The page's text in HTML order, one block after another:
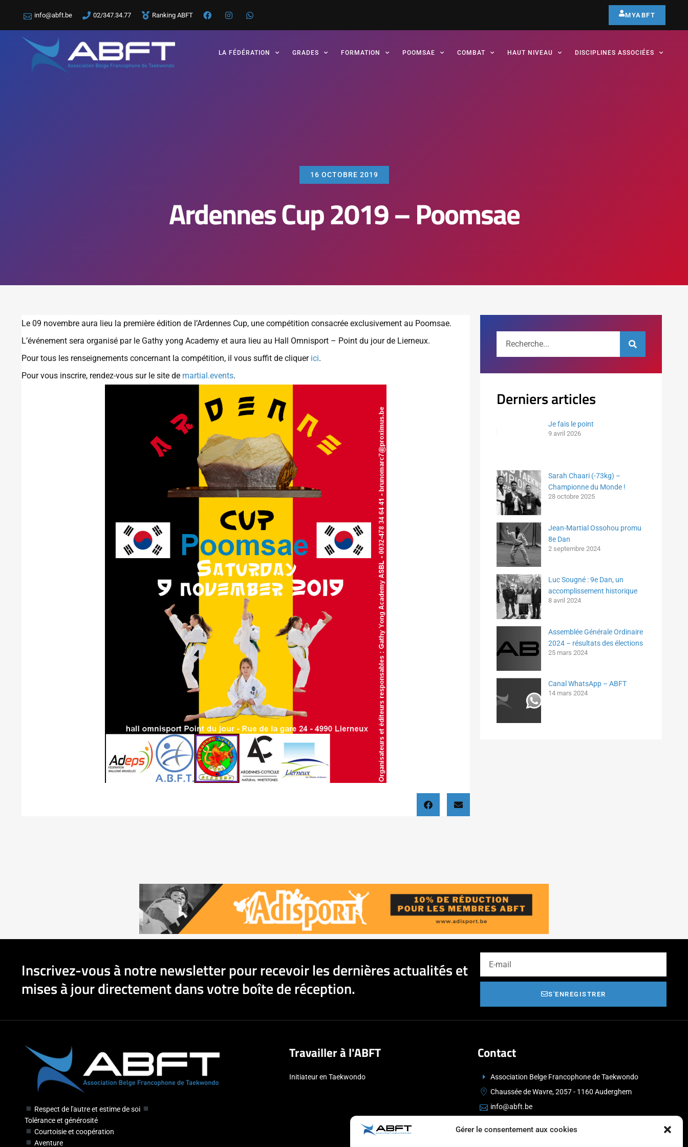
Gérer le consentement aux cookies
info@abft.be 02/347.34.77 Ranking ABFT MYABFT
LA FÉDÉRATION GRADES FORMATION POOMSAE COMBAT HAUT NIVEAU DISCIPLINES ASSOCIÉES
16 OCTOBRE 2019
Ardennes Cup 2019 – Poomsae
Le 09 novembre aura lieu la première édition de l’Ardennes Cup, une compétition consacrée exclusivement au Poomsae.
L’événement sera organisé par le Gathy yong Academy et aura lieu au Hall Omnisport – Point du jour de Lierneux.
Pour tous les renseignements concernant la compétition, il vous suffit de cliquer ici.
Pour vous inscrire, rendez-vous sur le site de martial.events.
Derniers articles
Je fais le point
9 avril 2026
Sarah Chaari (-73kg) –
Championne du Monde !
28 octobre 2025
Jean-Martial Ossohou promu
8e Dan
2 septembre 2024
Luc Sougné : 9e Dan, un
accomplissement historique
8 avril 2024
Assemblée Générale Ordinaire
2024 – résultats des élections
25 mars 2024
Canal WhatsApp – ABFT
14 mars 2024
Inscrivez-vous à notre newsletter pour recevoir les dernières actualités et
mises à jour directement dans votre boîte de réception.
S'ENREGISTRER
Respect de l'autre et estime de soi
Tolérance et générosité
Courtoisie et coopération
Aventure
Travailler à l'ABFT
Initiateur en Taekwondo
Contact
Association Belge Francophone de Taekwondo
Chaussée de Wavre, 2057 - 1160 Auderghem
info@abft.be